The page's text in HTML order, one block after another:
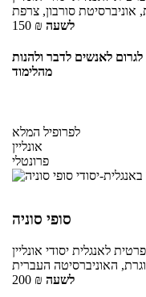
אוניברסיטת סורבון, צרפת
150 ₪ לשעה
לאנשים לדבר ולהנות
מהלימוד
לפרופיל המלא
אונליין
פרונטלי
סופי סוניה
לאנגלית יסודי אונליין
האוניברסיטה העברית
200 ₪ לשעה